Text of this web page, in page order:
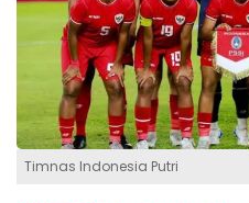
Timnas Indonesia Putri